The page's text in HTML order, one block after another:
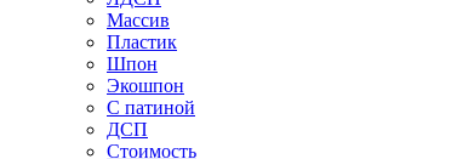
Массив
Пластик
Шпон
Экошпон
С патиной
ДСП
Стоимость